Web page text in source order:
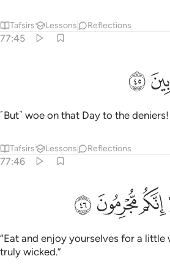
Tafsirs Lessons Reflections
77:45
ﳆ
˹But˺ woe on that Day to the deniers!
Tafsirs Lessons Reflections
77:46
٤٦
٤٦ﳊﳋﳌ
“Eat and enjoy yourselves for a little
truly wicked.”